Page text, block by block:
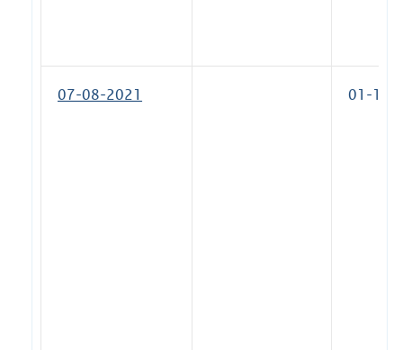
07-08-2021 01-10-